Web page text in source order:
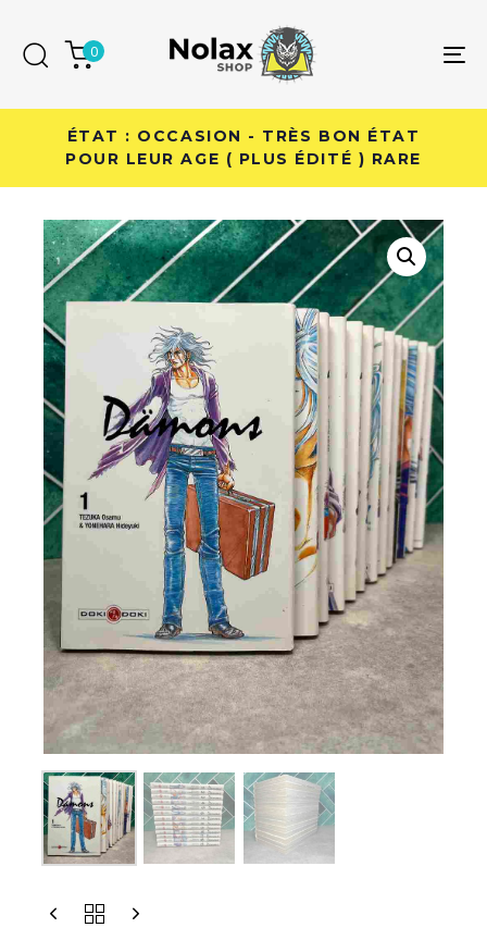
links
primary
content
0
ÉTAT : OCCASION - TRÈS BON ÉTAT
POUR LEUR AGE ( PLUS ÉDITÉ ) RARE